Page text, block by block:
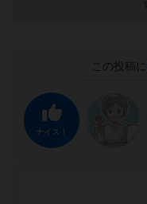
この投稿に
ナイス！